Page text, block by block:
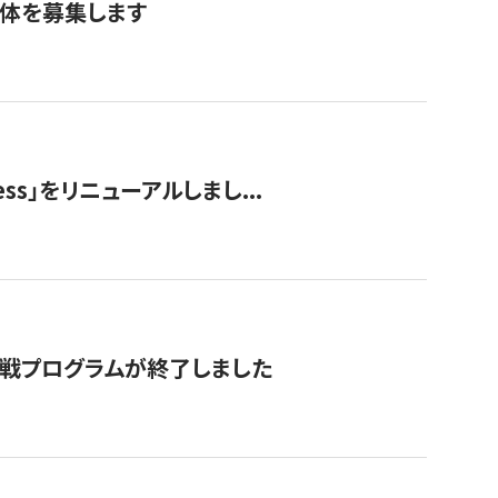
を募集します
」をリニューアルしまし...
プログラムが終了しました